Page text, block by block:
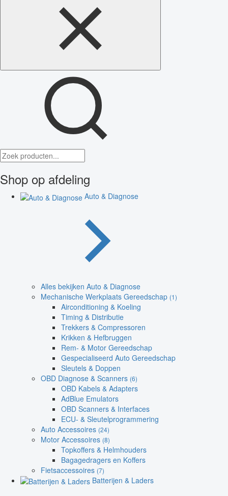
Shop op afdeling
Auto & Diagnose
Alles bekijken Auto & Diagnose
Mechanische Werkplaats Gereedschap (1)
Airconditioning & Koeling
Timing & Distributie
Trekkers & Compressoren
Krikken & Hefbruggen
Rem- & Motor Gereedschap
Gespecialiseerd Auto Gereedschap
Sleutels & Doppen
OBD Diagnose & Scanners (6)
OBD Kabels & Adapters
AdBlue Emulators
OBD Scanners & Interfaces
ECU- & Sleutelprogrammering
Auto Accessoires (24)
Motor Accessoires (8)
Topkoffers & Helmhouders
Bagagedragers en Koffers
Fietsaccessoires (7)
Batterijen & Laders